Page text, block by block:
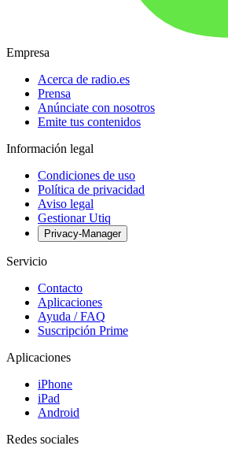
Empresa
Acerca de radio.es
Prensa
Anúnciate con nosotros
Emite tus contenidos
Información legal
Condiciones de uso
Política de privacidad
Aviso legal
Gestionar Utiq
Privacy-Manager
Servicio
Contacto
Aplicaciones
Ayuda / FAQ
Suscripción Prime
Aplicaciones
iPhone
iPad
Android
Redes sociales